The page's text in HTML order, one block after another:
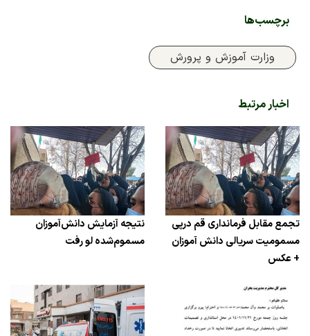
برچسب‌ها
وزارت آموزش و پرورش
اخبار مرتبط
تجمع مقابل فرمانداری قم درپی
مسمومیت سریالی دانش آموزان
+ عکس
نتیجه آزمایش دانش‌آموزان
مسموم‌شده لو رفت